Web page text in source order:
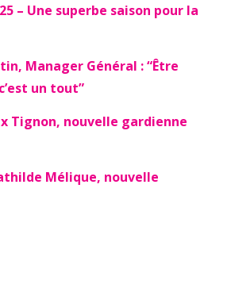
– Une superbe saison pour la
Manager Général : “Être
un tout”
Tignon, nouvelle gardienne
Mélique, nouvelle